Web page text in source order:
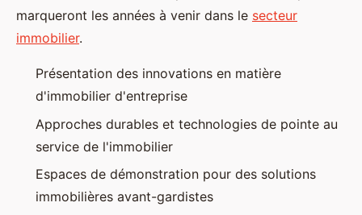
marqueront les années à venir dans le secteur
immobilier.
Présentation des innovations en matière
d'immobilier d'entreprise
Approches durables et technologies de pointe au
service de l'immobilier
Espaces de démonstration pour des solutions
immobilières avant-gardistes